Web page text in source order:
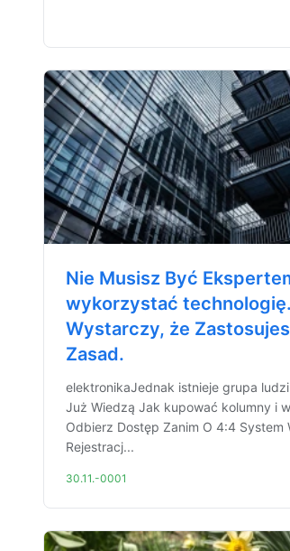
Nie Musisz Być
wykorzystać technologię.
Wystarczy, że
Zasad.
elektronikaJednak istnieje grupa
Już Wiedzą Jak kupować kolumny i
Odbierz Dostęp Zanim O 4:4 System
Rejestracj...
30.11.-0001